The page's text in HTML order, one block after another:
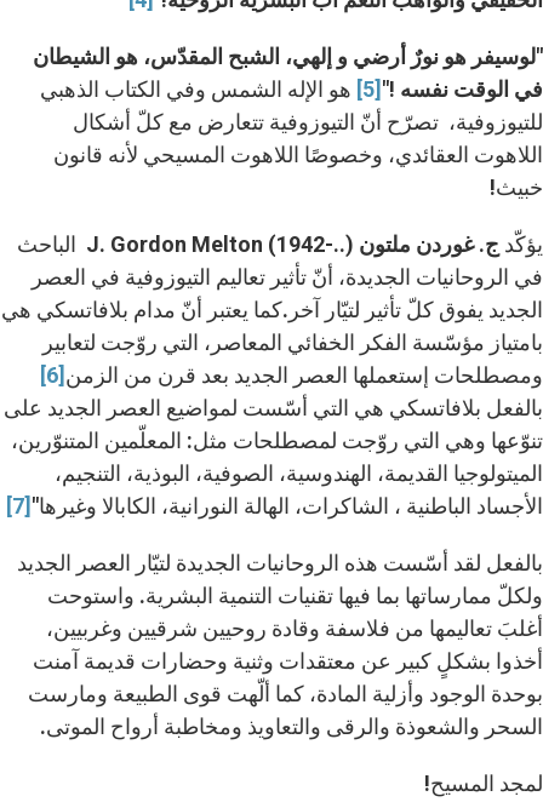
"لوسيفر هو نورٌ أرضي و إلهي، الشبح المقدّس، هو الشيطان
في الوقت نفسه !" [5]
هو الإله الشمس وفي الكتاب الذهبي
للتيوزوفية، تصرّح أنّ التيوزوفية تتعارض مع كلّ أشكال
اللاهوت العقائدي، وخصوصًا اللاهوت المسيحي لأنه قانون
خبيث!
يؤكّد ج. غوردن ملتون
J. Gordon Melton (1942-..) الباحث
في الروحانيات الجديدة، أنّ تأثير تعاليم التيوزوفية في العصر
الجديد يفوق كلّ تأثير لتيّار آخر.كما يعتبر أنّ مدام بلافاتسكي هي
بامتياز مؤسّسة الفكر الخفائي المعاصر، التي روّجت لتعابير
ومصطلحات إستعملها العصر الجديد بعد قرن من الزمن [6]
بالفعل بلافاتسكي هي التي أسّست لمواضيع العصر الجديد على
تنوّعها وهي التي روّجت لمصطلحات مثل: المعلّمين المتنوّرين،
الميتولوجيا القديمة، الهندوسية، الصوفية، البوذية، التنجيم،
الأجساد الباطنية ، الشاكرات، الهالة النورانية، الكابالا وغيرها" [7]
بالفعل لقد أسّست هذه الروحانيات الجديدة لتيّار العصر الجديد
ولكلّ ممارساتها بما فيها تقنيات التنمية البشرية. واستوحت
أغلبَ تعاليمها من فلاسفة وقادة روحيين شرقيين وغربيين،
أخذوا بشكلٍ كبير عن معتقدات وثنية وحضارات قديمة آمنت
بوحدة الوجود وأزلية المادة، كما ألّهت قوى الطبيعة ومارست
السحر والشعوذة والرقى والتعاويذ ومخاطبة أرواح الموتى.
لمجد المسيح!